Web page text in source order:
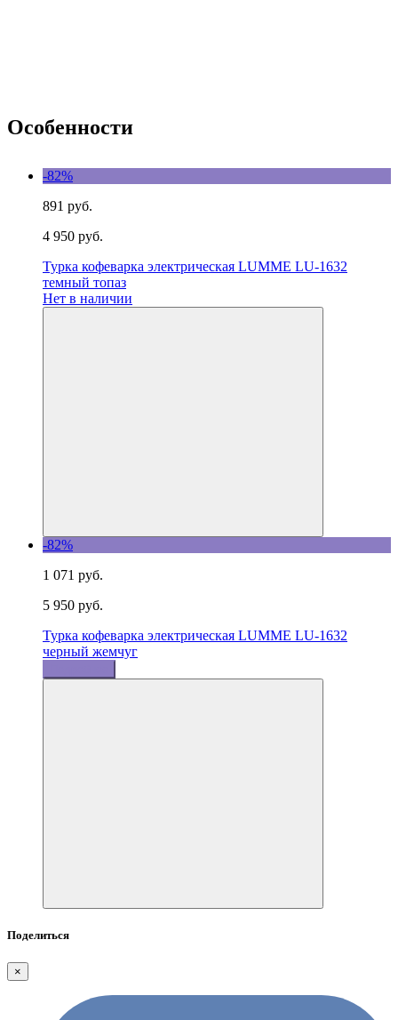
Особенности
-82%
891 руб.
4 950 руб.
Турка кофеварка электрическая LUMME LU-1632
темный топаз
Нет в наличии
-82%
1 071 руб.
5 950 руб.
Турка кофеварка электрическая LUMME LU-1632
черный жемчуг
Поделиться
×